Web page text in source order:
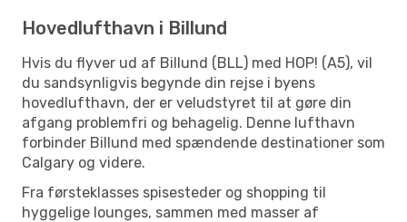
Hovedlufthavn i Billund
Hvis du flyver ud af Billund (BLL) med HOP! (A5), vil
du sandsynligvis begynde din rejse i byens
hovedlufthavn, der er veludstyret til at gøre din
afgang problemfri og behagelig. Denne lufthavn
forbinder Billund med spændende destinationer som
Calgary og videre.
Fra førsteklasses spisesteder og shopping til
hyggelige lounges, sammen med masser af